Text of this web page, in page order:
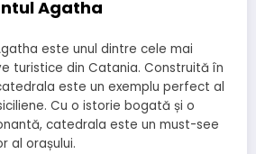
Agatha
este unul dintre cele mai
turistice din Catania. Construită în
este un exemplu perfect al
Cu o istorie bogată și o
catedrala este un must-see
al orașului.